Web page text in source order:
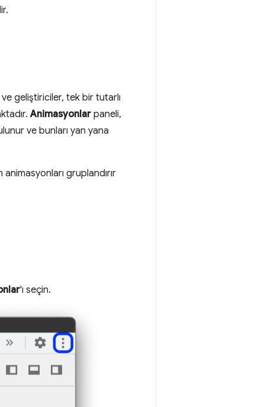
geliştiriciler, tek bir tutarlı
Animasyonlar paneli,
ve bunları yan yana
gruplandırır
'ı seçin.